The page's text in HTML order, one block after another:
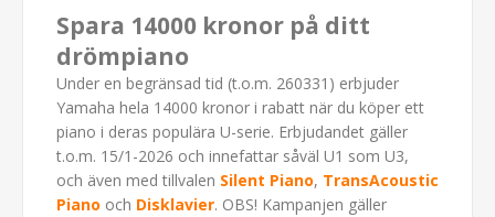
Spara 14000 kronor på ditt
drömpiano
Under en begränsad tid (t.o.m. 260331) erbjuder
Yamaha hela 14000 kronor i rabatt när du köper ett
piano i deras populära U-serie. Erbjudandet gäller
t.o.m. 15/1-2026 och innefattar såväl U1 som U3,
och även med tillvalen Silent Piano, TransAcoustic
Piano och Disklavier. OBS! Kampanjen gäller